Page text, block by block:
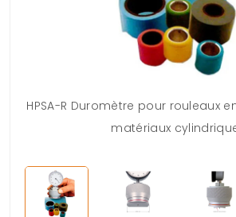
HPSA-R Duromètre pour rouleaux
matériaux